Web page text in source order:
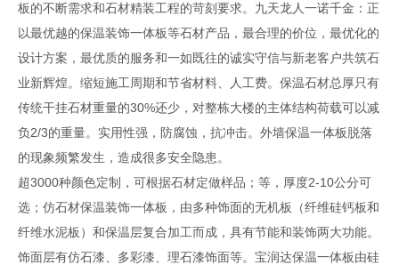
板的不断需求和石材精装工程的苛刻要求。九天龙人一诺千金：正
以最优越的保温装饰一体板等石材产品，最合理的价位，最优化的
设计方案，最优质的服务和一如既往的诚实守信与新老客户共筑石
业新辉煌。缩短施工周期和节省材料、人工费。保温石材总厚只有
传统干挂石材重量的30%还少，对整栋大楼的主体结构荷载可以减
负2/3的重量。实用性强，防腐蚀，抗冲击。外墙保温一体板脱落
的现象频繁发生，造成很多安全隐患。
超3000种颜色定制，可根据石材定做样品；等，厚度2-10公分可
选；仿石材保温装饰一体板，由多种饰面的无机板（纤维硅钙板和
纤维水泥板）和保温层复合加工而成，具有节能和装饰两大功能。
饰面层有仿石漆、多彩漆、理石漆饰面等。宝润达保温一体板由硅